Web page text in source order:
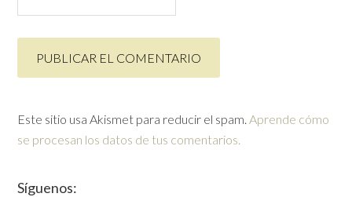
Este sitio usa Akismet para reducir el spam.Aprende cómo
se procesan los datos de tus comentarios.
Síguenos: